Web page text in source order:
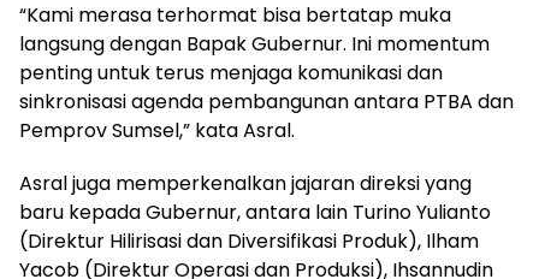
“Kami merasa terhormat bisa bertatap muka
langsung dengan Bapak Gubernur. Ini momentum
penting untuk terus menjaga komunikasi dan
sinkronisasi agenda pembangunan antara PTBA dan
Pemprov Sumsel,” kata Asral.
Asral juga memperkenalkan jajaran direksi yang
baru kepada Gubernur, antara lain Turino Yulianto
(Direktur Hilirisasi dan Diversifikasi Produk), Ilham
Yacob (Direktur Operasi dan Produksi), Ihsannudin